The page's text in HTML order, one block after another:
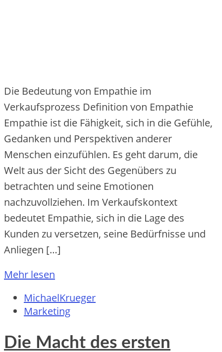
Die Bedeutung von Empathie im
Verkaufsprozess Definition von Empathie
Empathie ist die Fähigkeit, sich in die Gefühle,
Gedanken und Perspektiven anderer
Menschen einzufühlen. Es geht darum, die
Welt aus der Sicht des Gegenübers zu
betrachten und seine Emotionen
nachzuvollziehen. Im Verkaufskontext
bedeutet Empathie, sich in die Lage des
Kunden zu versetzen, seine Bedürfnisse und
Anliegen […]
Mehr lesen
MichaelKrueger
Marketing
Die Macht des ersten